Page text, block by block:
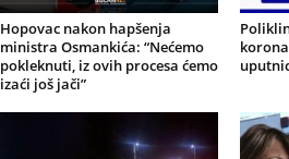
Hopovac nakon hapšenja
ministra Osmankića: “Nećemo
pokleknuti, iz ovih procesa ćemo
izaći još jači”